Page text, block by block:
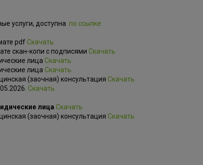
услуги, доступнапо ссылке
pdfСкачать
скан-копи с подписямиСкачать
лицаСкачать
лицаСкачать
(заочная) консультацияСкачать
Скачать
лица Скачать
(заочная) консультацияСкачать